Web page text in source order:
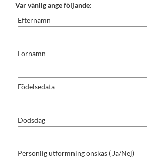
Var vänlig ange följande:
Efternamn
Förnamn
Födelsedata
Dödsdag
Personlig utformning önskas ( Ja/Nej)